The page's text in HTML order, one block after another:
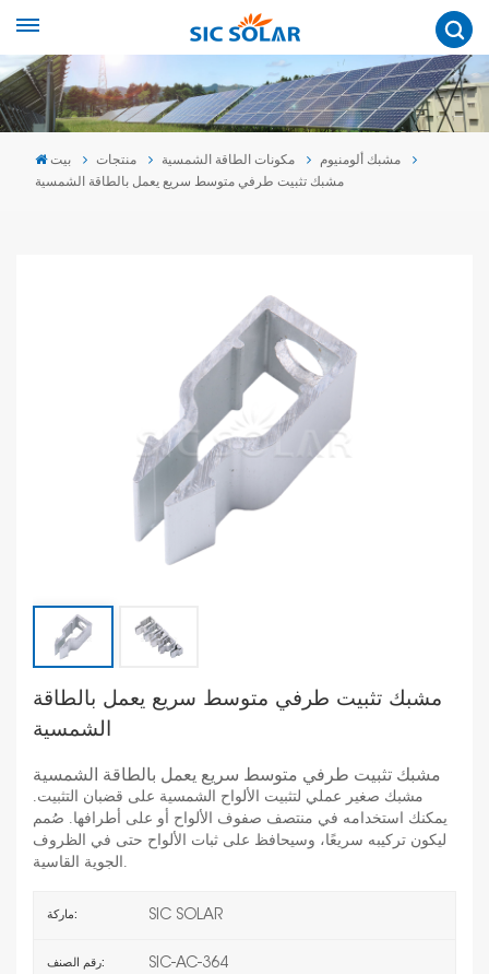
بيت منتجات مكونات الطاقة الشمسية
مشبك ألومنيوم
مشبك تثبيت طرفي متوسط سريع يعمل بالطاقة الشمسية
مشبك تثبيت طرفي متوسط سريع يعمل بالطاقة
الشمسية
مشبك تثبيت طرفي متوسط سريع يعمل بالطاقة الشمسية
مشبك صغير عملي لتثبيت الألواح الشمسية على قضبان التثبيت.
يمكنك استخدامه في منتصف صفوف الألواح أو على أطرافها. صُمم
ليكون تركيبه سريعًا، وسيحافظ على ثبات الألواح حتى في الظروف
ماركة: SIC SOLAR
رقم الصنف: SIC-AC-364